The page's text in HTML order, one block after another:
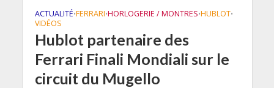
ACTUALITÉ•FERRARI•HORLOGERIE / MONTRES•HUBLOT•
VIDÉOS
Hublot partenaire des
Ferrari Finali Mondiali sur le
circuit du Mugello